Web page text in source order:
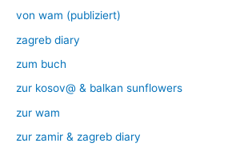
von wam (publiziert)
zagreb diary
zum buch
zur kosov@ & balkan sunflowers
zur wam
zur zamir & zagreb diary